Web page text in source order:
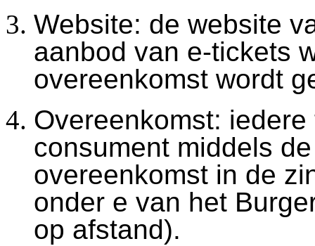
Website: de website
aanbod van e-tickets
overeenkomst wordt
Overeenkomst:
consument middels
overeenkomst in de
onder e van het
op afstand).